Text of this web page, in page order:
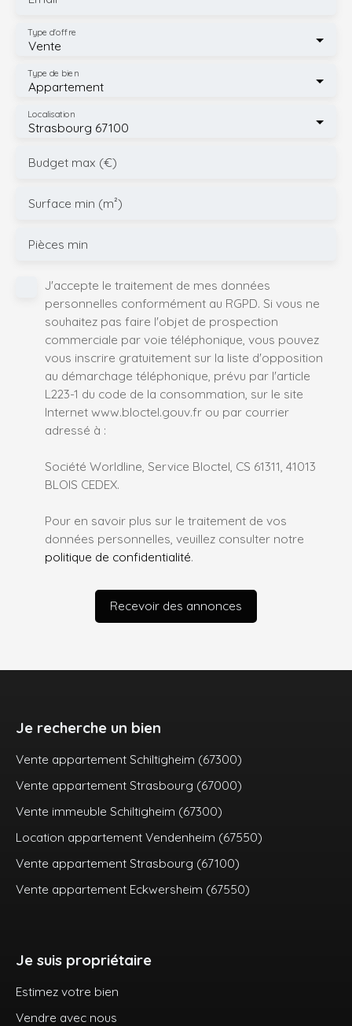
Vente
Type d'offre
Appartement
Type de bien
Strasbourg 67100
Localisation
Budget max (€)
Surface min (m²)
Pièces min
J'accepte le traitement de mes données
personnelles conformément au RGPD. Si vous ne
souhaitez pas faire l'objet de prospection
commerciale par voie téléphonique, vous pouvez
vous inscrire gratuitement sur la liste d'opposition
au démarchage téléphonique, prévu par l'article
L223-1 du code de la consommation, sur le site
Internet www.bloctel.gouv.fr ou par courrier
adressé à :
Société Worldline, Service Bloctel, CS 61311, 41013
BLOIS CEDEX.
Pour en savoir plus sur le traitement de vos
données personnelles, veuillez consulter notre
politique de confidentialité.
Recevoir des annonces
Je recherche un bien
Vente appartement Schiltigheim (67300)
Vente appartement Strasbourg (67000)
Vente immeuble Schiltigheim (67300)
Location appartement Vendenheim (67550)
Vente appartement Strasbourg (67100)
Vente appartement Eckwersheim (67550)
Je suis propriétaire
Estimez votre bien
Vendre avec nous